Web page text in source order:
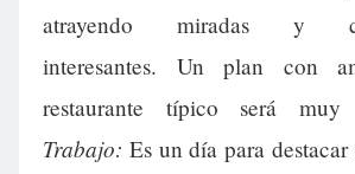
atrayendo miradas y
interesantes. Un plan con
restaurante típico será muy
Trabajo: Es un día para